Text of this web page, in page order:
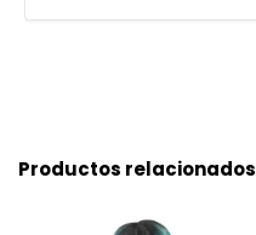
Productos relacionados